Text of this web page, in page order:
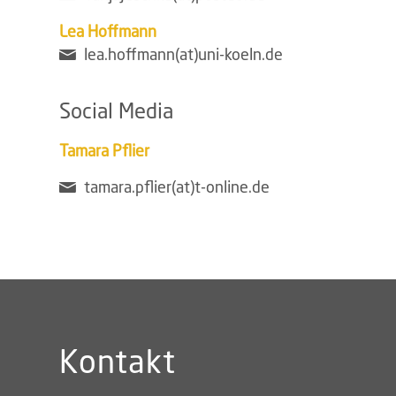
Lea Hoffmann
lea.hoffmann(at)uni-koeln.de
Social Media
Tamara Pflier
tamara.pflier(at)t-online.de
Kontakt